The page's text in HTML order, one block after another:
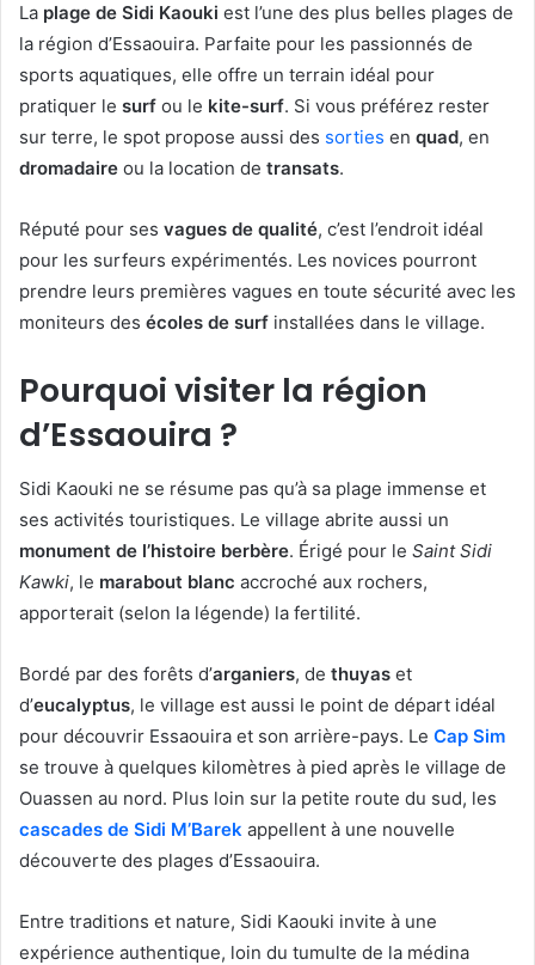
La plage de Sidi Kaouki est l’une des plus belles plages de
la région d’Essaouira. Parfaite pour les passionnés de
sports aquatiques, elle offre un terrain idéal pour
pratiquer le surf ou le kite-surf. Si vous préférez rester
sur terre, le spot propose aussi des sorties en quad, en
dromadaire ou la location de transats.
Réputé pour ses vagues de qualité, c’est l’endroit idéal
pour les surfeurs expérimentés. Les novices pourront
prendre leurs premières vagues en toute sécurité avec les
moniteurs des écoles de surf installées dans le village.
Pourquoi visiter la région
d’Essaouira ?
Sidi Kaouki ne se résume pas qu’à sa plage immense et
ses activités touristiques. Le village abrite aussi un
monument de l’histoire berbère. Érigé pour le Saint Sidi
Kawki, le marabout blanc accroché aux rochers,
apporterait (selon la légende) la fertilité.
Bordé par des forêts d’arganiers, de thuyas et
d’eucalyptus, le village est aussi le point de départ idéal
pour découvrir Essaouira et son arrière-pays. Le Cap Sim
se trouve à quelques kilomètres à pied après le village de
Ouassen au nord. Plus loin sur la petite route du sud, les
cascades de Sidi M’Barek appellent à une nouvelle
découverte des plages d’Essaouira.
Entre traditions et nature, Sidi Kaouki invite à une
expérience authentique, loin du tumulte de la médina